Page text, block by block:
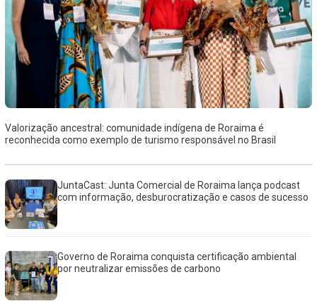
Valorização ancestral: comunidade indígena de Roraima é
reconhecida como exemplo de turismo responsável no Brasil
JuntaCast: Junta Comercial de Roraima lança podcast
com informação, desburocratização e casos de sucesso
Governo de Roraima conquista certificação ambiental
por neutralizar emissões de carbono